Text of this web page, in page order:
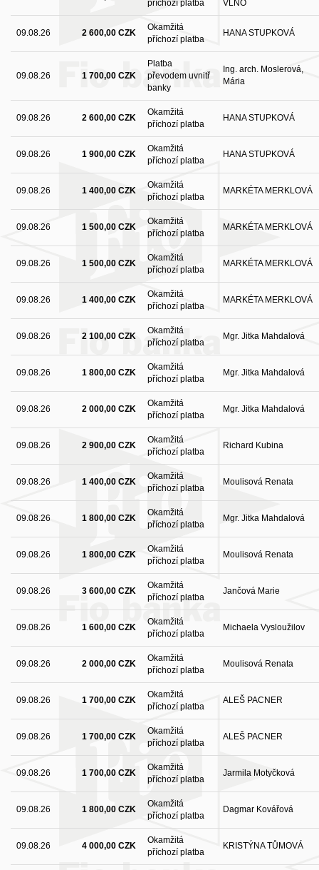
příchozí platba VLNO
09.08.26 2 600,00 CZK
Okamžitá
příchozí platba
HANA STUPKOVÁ
09.08.26 1 700,00 CZK
Platba
převodem uvnitř
banky
Ing. arch. Moslerová,
Mária
09.08.26 2 600,00 CZK
Okamžitá
příchozí platba
HANA STUPKOVÁ
09.08.26 1 900,00 CZK
Okamžitá
příchozí platba
HANA STUPKOVÁ
09.08.26 1 400,00 CZK
Okamžitá
příchozí platba
MARKÉTA MERKLOVÁ
09.08.26 1 500,00 CZK
Okamžitá
příchozí platba
MARKÉTA MERKLOVÁ
09.08.26 1 500,00 CZK
Okamžitá
příchozí platba
MARKÉTA MERKLOVÁ
09.08.26 1 400,00 CZK
Okamžitá
příchozí platba
MARKÉTA MERKLOVÁ
09.08.26 2 100,00 CZK
Okamžitá
příchozí platba
Mgr. Jitka Mahdalová
09.08.26 1 800,00 CZK
Okamžitá
příchozí platba
Mgr. Jitka Mahdalová
09.08.26 2 000,00 CZK
Okamžitá
příchozí platba
Mgr. Jitka Mahdalová
09.08.26 2 900,00 CZK
Okamžitá
příchozí platba
Richard Kubina
09.08.26 1 400,00 CZK
Okamžitá
příchozí platba
Moulisová Renata
09.08.26 1 800,00 CZK
Okamžitá
příchozí platba
Mgr. Jitka Mahdalová
09.08.26 1 800,00 CZK
Okamžitá
příchozí platba
Moulisová Renata
09.08.26 3 600,00 CZK
Okamžitá
příchozí platba
Jančová Marie
09.08.26 1 600,00 CZK
Okamžitá
příchozí platba
Michaela Vysloužilov
09.08.26 2 000,00 CZK
Okamžitá
příchozí platba
Moulisová Renata
09.08.26 1 700,00 CZK
Okamžitá
příchozí platba
ALEŠ PACNER
09.08.26 1 700,00 CZK
Okamžitá
příchozí platba
ALEŠ PACNER
09.08.26 1 700,00 CZK
Okamžitá
příchozí platba
Jarmila Motyčková
09.08.26 1 800,00 CZK
Okamžitá
příchozí platba
Dagmar Kovářová
09.08.26 4 000,00 CZK
Okamžitá
příchozí platba
KRISTÝNA TŮMOVÁ